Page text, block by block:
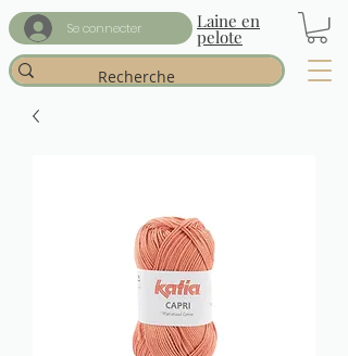
Se connecter Laine en
pelote